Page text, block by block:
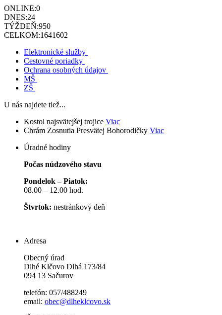
ONLINE:0
DNES:24
TÝŽDEŇ:950
CELKOM:1641602
Elektronické služby
Cestovné poriadky
Ochrana osobných údajov
MŠ
ZŠ
U nás najdete tiež...
Kostol najsvätejšej trojice Viac
Chrám Zosnutia Presvätej Bohorodičky Viac
Úradné hodiny
Počas núdzového stavu
Pondelok – Piatok:
08.00 – 12.00 hod.
Štvrtok: nestránkový deň
Adresa
Obecný úrad
Dlhé Klčovo Dlhá 173/84
094 13 Sačurov
telefón: 057/488249
email: obec@dlheklcovo.sk